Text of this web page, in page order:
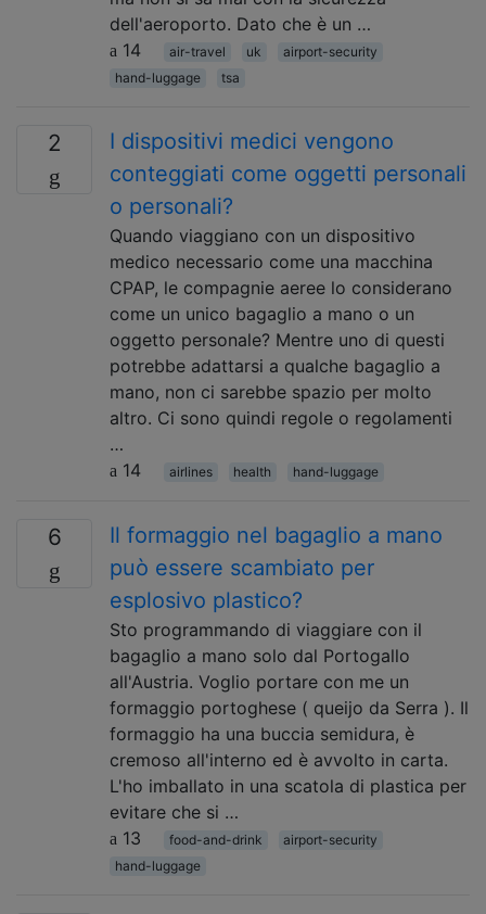
dell'aeroporto. Dato che è un …
14
air-travel uk
airport-security
hand-luggage
tsa
2
I dispositivi medici vengono
conteggiati come oggetti personali
o personali?
Quando viaggiano con un dispositivo
medico necessario come una macchina
CPAP, le compagnie aeree lo considerano
come un unico bagaglio a mano o un
oggetto personale? Mentre uno di questi
potrebbe adattarsi a qualche bagaglio a
mano, non ci sarebbe spazio per molto
altro. Ci sono quindi regole o regolamenti
…
14
airlines health hand-luggage
6
Il formaggio nel bagaglio a mano
può essere scambiato per
esplosivo plastico?
Sto programmando di viaggiare con il
bagaglio a mano solo dal Portogallo
all'Austria. Voglio portare con me un
formaggio portoghese ( queijo da Serra ). Il
formaggio ha una buccia semidura, è
cremoso all'interno ed è avvolto in carta.
L'ho imballato in una scatola di plastica per
evitare che si …
13
food-and-drink
airport-security
hand-luggage